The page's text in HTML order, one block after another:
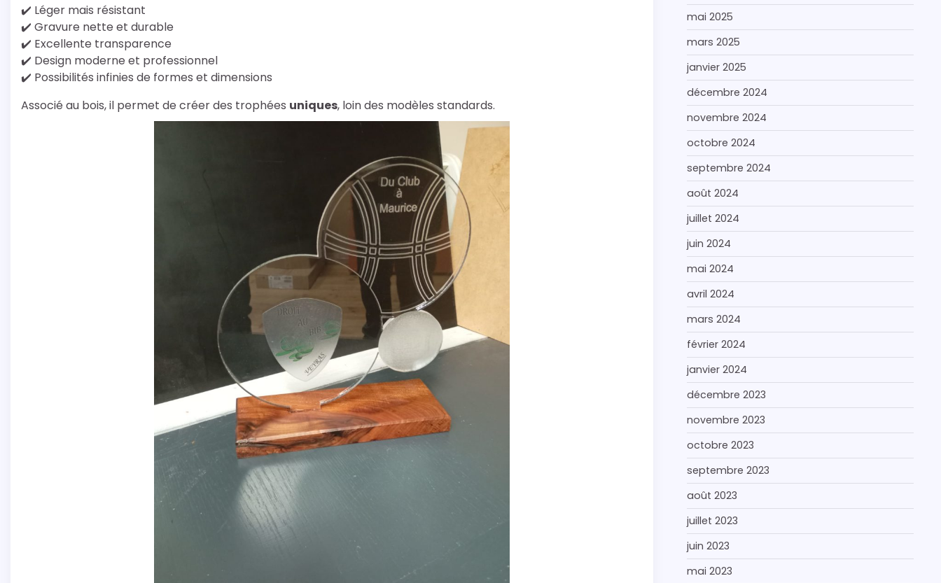
✔️ Léger mais résistant
✔️ Gravure nette et durable
✔️ Excellente transparence
✔️ Design moderne et professionnel
✔️ Possibilités infinies de formes et dimensions
Associé au bois, il permet de créer des trophées uniques, loin des modèles standards.
mai 2025
mars 2025
janvier 2025
décembre 2024
novembre 2024
octobre 2024
septembre 2024
août 2024
juillet 2024
juin 2024
mai 2024
avril 2024
mars 2024
février 2024
janvier 2024
décembre 2023
novembre 2023
octobre 2023
septembre 2023
août 2023
juillet 2023
juin 2023
mai 2023